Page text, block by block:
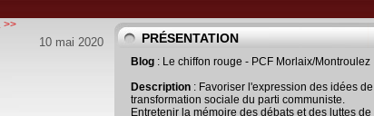
>>
10 mai 2020 PRÉSENTATION
Blog : Le chiffon rouge - PCF Morlaix/Montroulez
Description : Favoriser l'expression des idées de
transformation sociale du parti communiste.
Entretenir la mémoire des débats et des luttes de